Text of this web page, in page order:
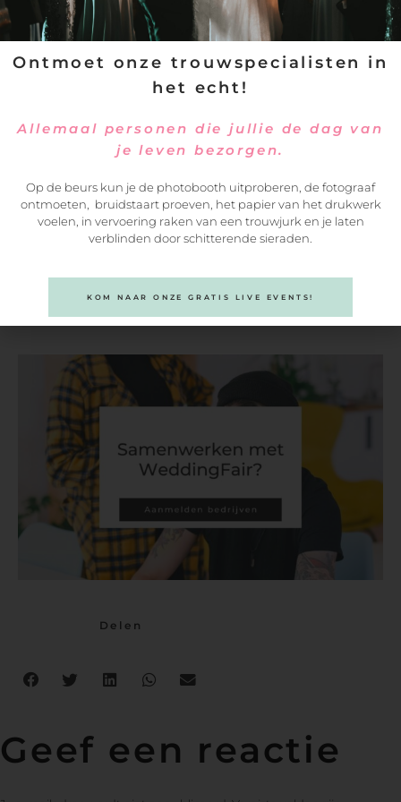
Delen
Geef een reactie
Ontmoet onze trouwspecialisten in
het echt!
Allemaal personen die jullie de dag van
je leven bezorgen.
Op de beurs kun je de photobooth uitproberen, de fotograaf
ontmoeten, bruidstaart proeven, het papier van het drukwerk
voelen, in vervoering raken van een trouwjurk en je laten
verblinden door schitterende sieraden.
KOM NAAR ONZE GRATIS LIVE EVENTS!